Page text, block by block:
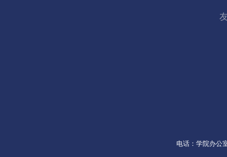
电话：学院办公